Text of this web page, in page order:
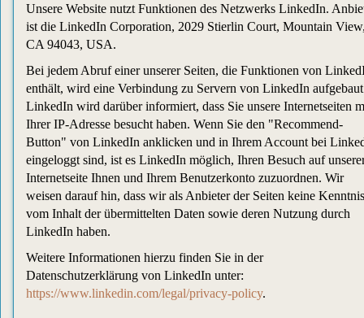
Unsere Website nutzt Funktionen des Netzwerks LinkedIn.
ist die LinkedIn Corporation, 2029 Stierlin Court, Mountain
CA 94043, USA.
Bei jedem Abruf einer unserer Seiten, die Funktionen von
enthält, wird eine Verbindung zu Servern von LinkedIn
LinkedIn wird darüber informiert, dass Sie unsere Internetseiten
Ihrer IP-Adresse besucht haben. Wenn Sie den "Recommend-
Button" von LinkedIn anklicken und in Ihrem Account bei
eingeloggt sind, ist es LinkedIn möglich, Ihren Besuch auf
Internetseite Ihnen und Ihrem Benutzerkonto zuzuordnen. Wir
weisen darauf hin, dass wir als Anbieter der Seiten keine Kenntnis
vom Inhalt der übermittelten Daten sowie deren Nutzung durch
LinkedIn haben.
Weitere Informationen hierzu finden Sie in der
Datenschutzerklärung von LinkedIn unter:
https://www.linkedin.com/legal/privacy-policy.